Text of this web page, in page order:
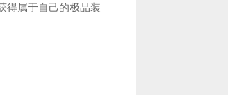
得属于自己的极品装